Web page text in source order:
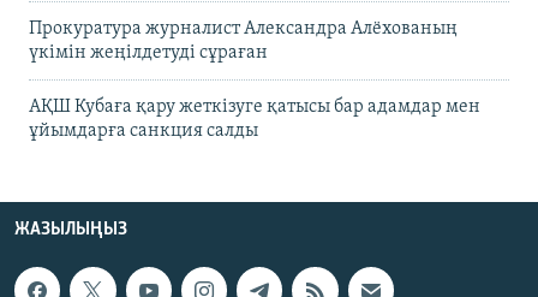
Прокуратура журналист Александра Алёхованың
үкімін жеңілдетуді сұраған
АҚШ Кубаға қару жеткізуге қатысы бар адамдар мен
ұйымдарға санкция салды
ЖАЗЫЛЫҢЫЗ